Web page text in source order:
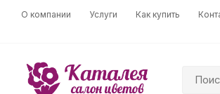
О компании Услуги Как купить